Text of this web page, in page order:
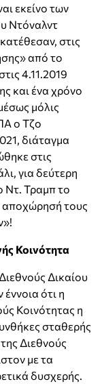
εκείνο των
Ντόναλντ
στις
από το
4.11.2019
και ένα χρόνο
μόλις
ο Τζο
διάταγμα
στις
για δεύτερη
Ντ. Τραμπ το
αποχώρησή τους
Κοινότητα
Δικαίου
ότι η
Κοινότητας η
σταθερής
Διεθνούς
με τα
δυσχερής.